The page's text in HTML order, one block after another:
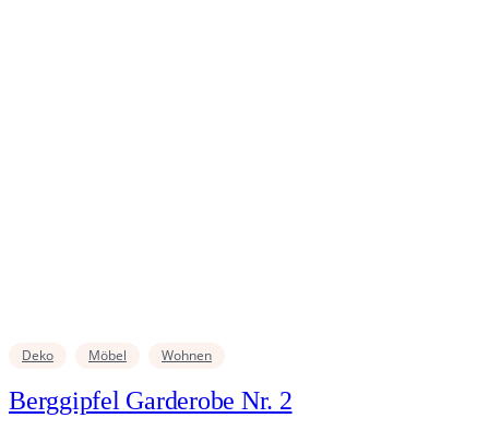
Deko Möbel Wohnen
Berggipfel Garderobe Nr. 2